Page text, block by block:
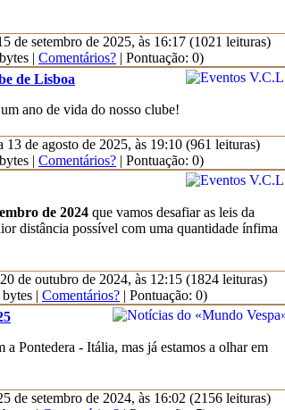
de setembro de 2025, às 16:17 (1021 leituras)
| Comentários? | Pontuação: 0)
de Lisboa
ano de vida do nosso clube!
13 de agosto de 2025, às 19:10 (961 leituras)
| Comentários? | Pontuação: 0)
de 2024 que vamos desafiar as leis da
distância possível com uma quantidade ínfima
de outubro de 2024, às 12:15 (1824 leituras)
| Comentários? | Pontuação: 0)
Pontedera - Itália, mas já estamos a olhar em
de setembro de 2024, às 16:02 (2156 leituras)